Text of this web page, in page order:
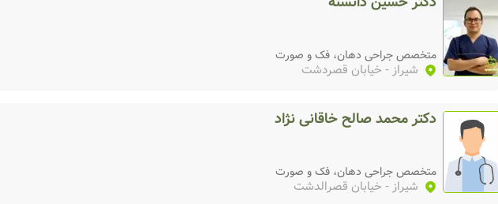
متخصص جراحی دهان، فک و صورت
شیراز- خیابان قصردشت
دکتر محمد صالح خاقانی نژاد
متخصص جراحی دهان، فک و صورت
شیراز- خیابان قصرالدشت